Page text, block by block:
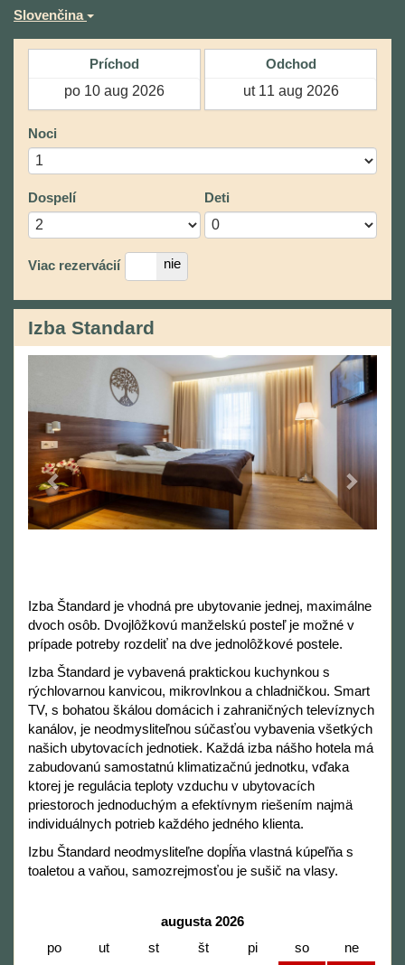
Slovenčina
Príchod Odchod
Noci
Dospelí Deti
Viac rezervácií
áno nie
Izba Standard
Previous Next
Izba Štandard je vhodná pre ubytovanie jednej, maximálne
dvoch osôb. Dvojlôžkovú manželskú posteľ je možné v
prípade potreby rozdeliť na dve jednolôžkové postele.
Izba Štandard je vybavená praktickou kuchynkou s
rýchlovarnou kanvicou, mikrovlnkou a chladničkou. Smart
TV, s bohatou škálou domácich i zahraničných televíznych
kanálov, je neodmysliteľnou súčasťou vybavenia všetkých
našich ubytovacích jednotiek. Každá izba nášho hotela má
zabudovanú samostatnú klimatizačnú jednotku, vďaka
ktorej je regulácia teploty vzduchu v ubytovacích
priestoroch jednoduchým a efektívnym riešením najmä
individuálnych potrieb každého jedného klienta.
Izbu Štandard neodmysliteľne dopĺňa vlastná kúpeľňa s
toaletou a vaňou, samozrejmosťou je sušič na vlasy.
augusta 2026
po
ut st št pi so
ne